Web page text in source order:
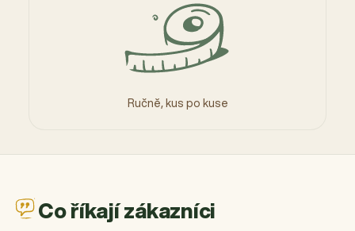
Ručně, kus po kuse
Co říkají zákazníci